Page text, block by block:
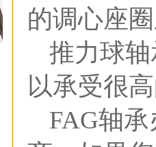
的调心座
推力球
以承受很
FAG轴